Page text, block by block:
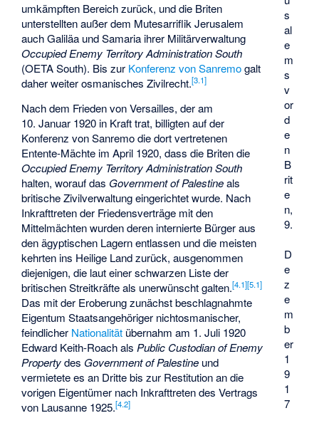
s
al
e
m
s
v
or
d
e
n
B
rit
e
n,
9.
D
e
z
e
m
b
er
1
9
1
7
umkämpften Bereich zurück, und die Briten
unterstellten außer dem Mutesarriflik Jerusalem
auch Galiläa und Samaria ihrer Militärverwaltung
Occupied Enemy Territory Administration South
(OETA South). Bis zur Konferenz von Sanremogalt
daher weiter osmanisches Zivilrecht.[3.1]
Nach dem Frieden von Versailles, der am
10. Januar 1920 in Kraft trat, billigten auf der
Konferenz von Sanremo die dort vertretenen
Entente-Mächte im April 1920, dass die Briten die
Occupied Enemy Territory Administration South
halten, worauf das Government of Palestineals
britische Zivilverwaltung eingerichtet wurde. Nach
Inkrafttreten der Friedensverträge mit den
Mittelmächten wurden deren internierte Bürger aus
den ägyptischen Lagern entlassen und die meisten
kehrten ins Heilige Land zurück, ausgenommen
diejenigen, die laut einer schwarzen Liste der
britischen Streitkräfte als unerwünscht galten.[4.1][5.1]
Das mit der Eroberung zunächst beschlagnahmte
Eigentum Staatsangehöriger nichtosmanischer,
feindlicher Nationalität übernahm am 1. Juli 1920
Edward Keith-Roachals Public Custodian of Enemy
Propertydes Government of Palestine und
vermietete es an Dritte bis zur Restitution an die
vorigen Eigentümer nach Inkrafttreten des Vertrags
von Lausanne 1925.[4.2]